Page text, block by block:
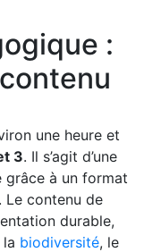
:
une heure et
3. Il s’agit d’une
grâce à un format
Le contenu de
durable,
biodiversité, le